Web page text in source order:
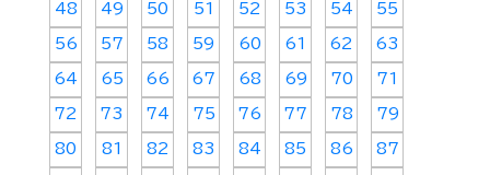
48 49 50 51 52 53 54 55
56 57 58 59 60 61 62 63
64 65 66 67 68 69 70 71
72 73 74 75 76 77 78 79
80 81 82 83 84 85 86 87